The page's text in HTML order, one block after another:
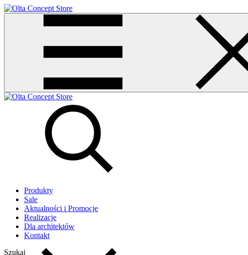
Produkty
Sale
Aktualności i Promocje
Realizacje
Dla architektów
Kontakt
Szukaj